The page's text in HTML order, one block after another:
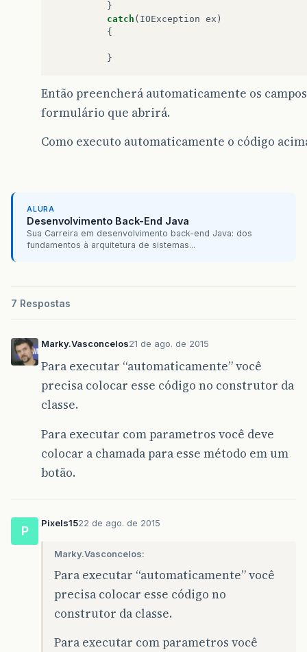
}
catch ( IOException ex )
{
}
Então preencherá automaticamente os
formulário que abrirá.
Como executo automaticamente o código
ALURA
Desenvolvimento Back-End Java
Sua Carreira em desenvolvimento back-end Java: dos
fundamentos à arquitetura de sistemas...
7 Respostas
Marky.Vasconcelos21 de ago. de 2015
Para executar “automaticamente” você
precisa colocar esse código no construtor da
classe.
Para executar com parametros você deve
colocar a chamada para esse método em um
botão.
P
Pixels1522 de ago. de 2015
Marky.Vasconcelos:
Para executar “automaticamente” você
precisa colocar esse código no
construtor da classe.
Para executar com parametros você